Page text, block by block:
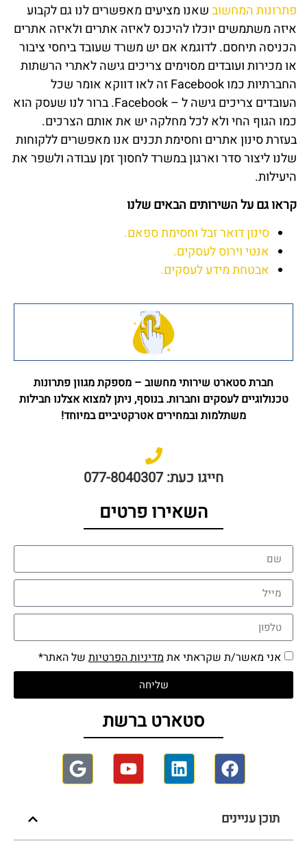
פתרונות המחשובשאנו מציעים מאפשרים לנו גם לקבוע
איזה משתמשים יוכלו להיכנס לאיזה אתרים ולאיזה אתרים
הכניסה תיחסם. לדוגמא אם יש משרד שעובד ביחסי ציבור
או מכירות ועובדים מסוימים צריכים גישה לאתרי הרשתות
החברתיות כמו Facebook זה לאו דווקא אומר שכל
העובדים צריכים גישה ל – Facebook. ברור לנו שעסק הוא
כמו הגוף החי ולא לכל מחלקה יש את אותם הצרכים.
בעזרת סינון אתרים וחסימת תכנים אנו מאפשרים ללקוחות
שלנו ליצור סדר וארגון במשרד לחסוך זמן עבודה ולשפר את
היעילות.
קראו גם על השירותים הבאים שלנו
סינון דואר זבל וחסימת ספאם.
אנטי וירוס לעסקים.
אבטחת מידע לעסקים.
חברת סטארט שירותי מחשוב – מספקת מגוון פתרונות
טכנולוגיים לעסקים וחברות. בנוסף, ניתן למצוא אצלנו חבילות
משתלמות ובמחירים אטרקטיביים במיוחד!
חייגו כעת: 077-8040307
השאירו פרטים
אני מאשר/ת שקראתי את מדיניות הפרטיות של האתר*
שליחה
סטארט ברשת
תוכן עניינים